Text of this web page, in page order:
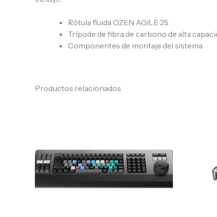
Rótula fluida OZEN AGILE 25
Trípode de fibra de carbono de alta
Componentes de montaje del sistema
Productos relacionados